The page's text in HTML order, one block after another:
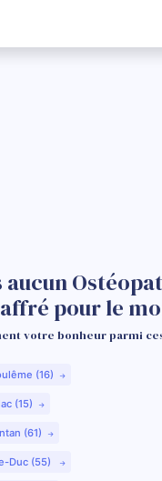
aucun
pour le
votre bonheur parmi
(16)
(15)
(61)
Duc (55)